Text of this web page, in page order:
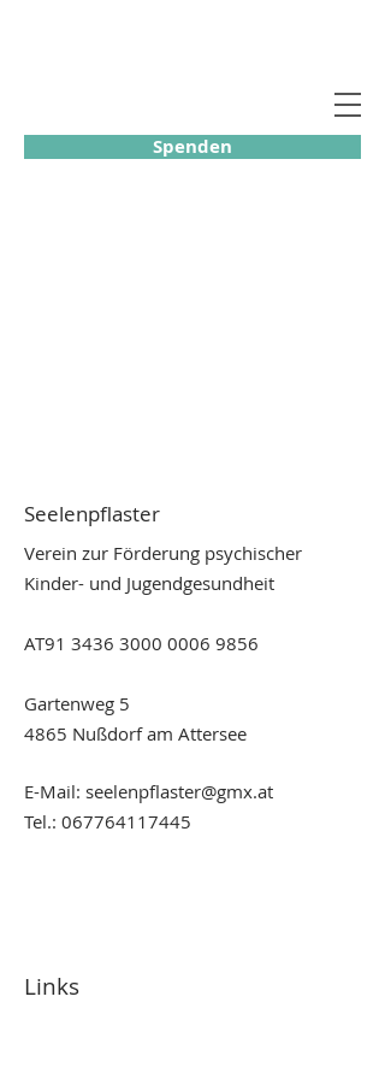
Spenden
Seelenpflaster
Verein zur Förderung psychischer
Kinder- und Jugendgesundheit
AT91 3436 3000 0006 9856
Gartenweg 5
4865 Nußdorf am Attersee
E-Mail: seelenpflaster@gmx.at
Tel.: 067764117445
Links